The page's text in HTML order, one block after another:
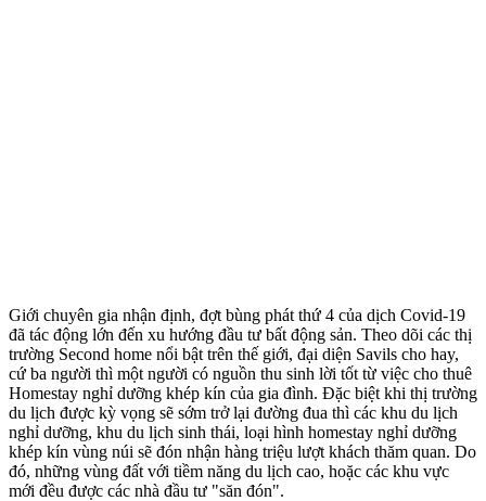
Giới chuyên gia nhận định, đợt bùng phát thứ 4 của dịch Covid-19
đã tác động lớn đến xu hướng đầu tư bất động sản. Theo dõi các thị
trường Second home nổi bật trên thế giới, đại diện Savils cho hay,
cứ ba người thì một người có nguồn thu sinh lời tốt từ việc cho thuê
Homestay nghỉ dưỡng khép kín của gia đình. Đặc biệt khi thị trường
du lịch được kỳ vọng sẽ sớm trở lại đường đua thì các khu du lịch
nghỉ dưỡng, khu du lịch sinh thái, loại hình homestay nghỉ dưỡng
khép kín vùng núi sẽ đón nhận hàng triệu lượt khách thăm quan. Do
đó, những vùng đất với tiềm năng du lịch cao, hoặc các khu vực
mới đều được các nhà đầu tư "săn đón".